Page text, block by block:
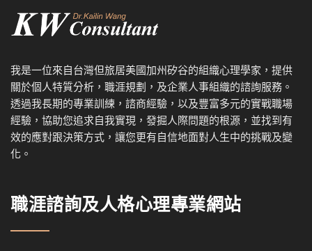
我是一位來自台灣但旅居美國加州矽谷的組織心理學家，提供
關於個人特質分析，職涯規劃，及企業人事組織的諮詢服務。
透過我長期的專業訓練，諮商經驗，以及豐富多元的實戰職場
經驗，協助您追求自我實現，發掘人際問題的根源，並找到有
效的應對跟決策方式，讓您更有自信地面對人生中的挑戰及變
化。
職涯諮詢及人格心理專業網站